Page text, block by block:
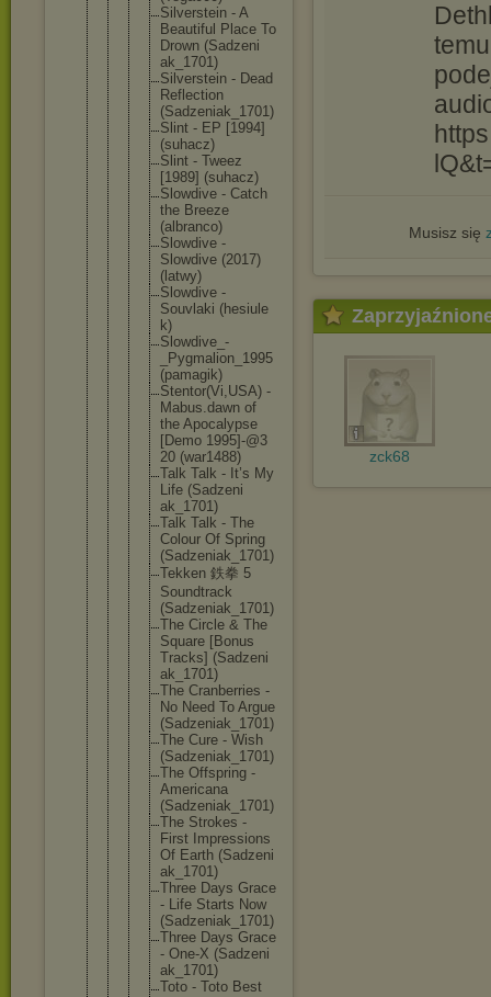
Silverstein - A
Beautifu l Place To
Drown (Sadzeni
ak_1701)
Silverstein - Dead
Reflection
(Sadzeniak_1701)
Slint - EP [1994]
(suhacz)
Slint - Tweez
[1989] (suhacz)
Slowdive - Catch
the Breeze
(albranco)
Slowdive -
Slowdive (2017)
(latwy)
Slowdive -
Souvlaki (hesiule
k)
Slowdive _-
_Pygma lion_1995
(pamagik)
Stentor(Vi,USA) -
Mabus.dawn of
the Apocalypse
[Demo 1995]-@3
20 (war1488)
Talk Talk - It’s My
Life (Sadzeni
ak_1701)
Talk Talk - The
Colour Of Spring
(Sadzeniak_1701)
Tekken 鉄拳 5
Soundtrack
(Sadzeniak_1701)
The Circle & The
Square [Bonus
Tracks] (Sadzeni
ak_1701)
The Cranberries -
No Need To Argue
(Sadzeniak_1701)
The Cure - Wish
(Sadzeniak_1701)
The Offspring -
Americana
(Sadzeniak_1701)
The Strokes -
First Impressions
Of Earth (Sadzeni
ak_1701)
Three Days Grace
- Life Starts Now
(Sadzeniak_1701)
Three Days Grace
- One-X (Sadzeni
ak_1701)
Toto - Toto Best
Musisz się
zck68